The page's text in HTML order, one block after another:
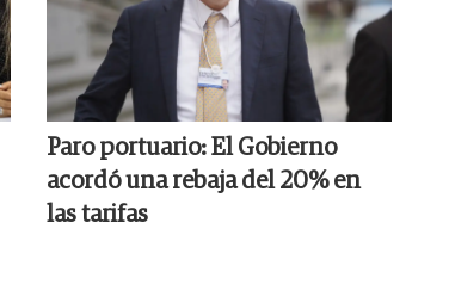
Paro portuario: El Gobierno
acordó una rebaja del 20% en
las tarifas